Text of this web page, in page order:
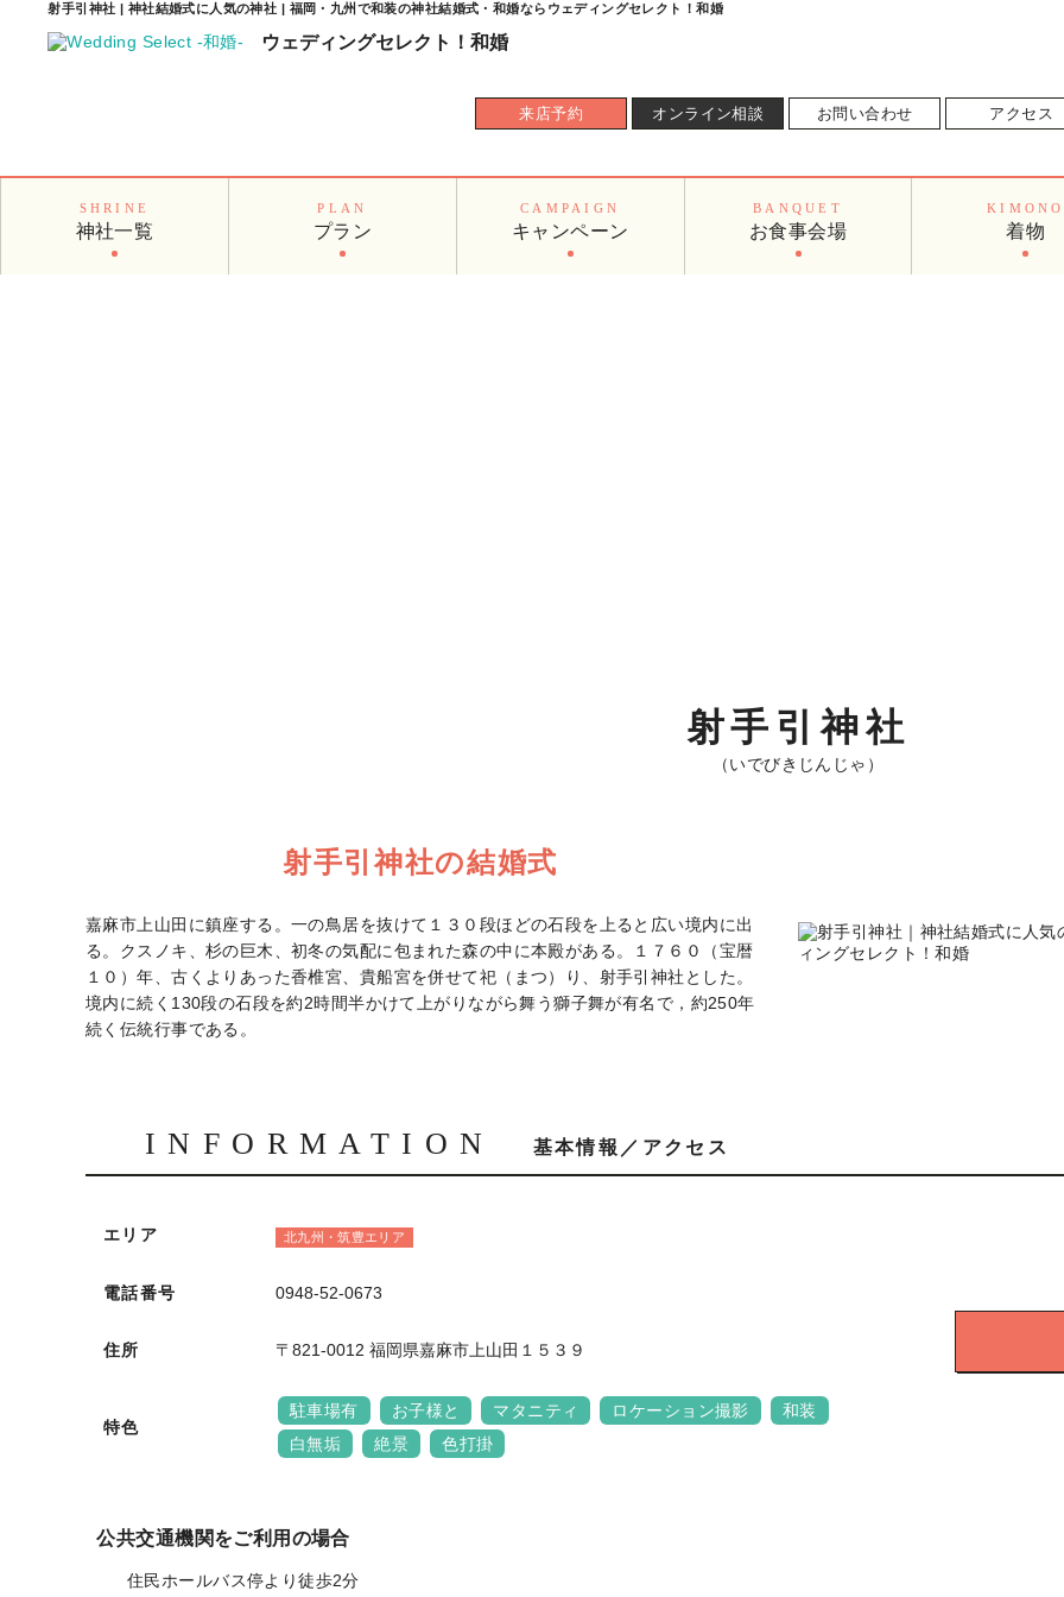
射手引神社 | 神社結婚式に人気の神社 | 福岡・九州で和装の神社結婚式・和婚ならウェディングセレクト！和婚
ウェディングセレクト！和婚
来店予約 オンライン相談 お問い合わせ アクセス
SHRINE
神社一覧
PLAN
プラン
CAMPAIGN
キャンペーン
BANQUET
お食事会場
KIMONO
着物
射手引神社
（いでびきじんじゃ）
射手引神社の結婚式
嘉麻市上山田に鎮座する。一の鳥居を抜けて１３０段ほどの石段を上ると広い境内に出
る。クスノキ、杉の巨木、初冬の気配に包まれた森の中に本殿がある。１７６０（宝暦
１０）年、古くよりあった香椎宮、貴船宮を併せて祀（まつ）り、射手引神社とした。
境内に続く130段の石段を約2時間半かけて上がりながら舞う獅子舞が有名で，約250年
続く伝統行事である。
INFORMATION 基本情報／アクセス
エリア 北九州・筑豊エリア
電話番号 0948-52-0673
住所 〒821-0012 福岡県嘉麻市上山田１５３９
特色
駐車場有 お子様と マタニティ ロケーション撮影
和装
白無垢
絶景 色打掛
公共交通機関をご利用の場合
住民ホールバス停より徒歩2分